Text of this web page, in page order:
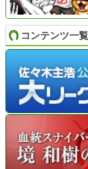
コンテンツ一覧